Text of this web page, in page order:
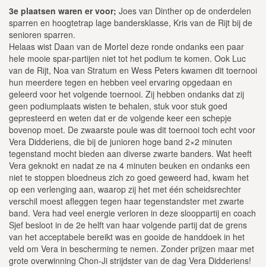
3e plaatsen waren er voor; Joes van Dinther op de onderdelen
sparren en hoogtetrap lage bandersklasse, Kris van de Rijt bij de
senioren sparren.
Helaas wist Daan van de Mortel deze ronde ondanks een paar
hele mooie spar-partijen niet tot het podium te komen. Ook Luc
van de Rijt, Noa van Stratum en Wess Peters kwamen dit toernooi
hun meerdere tegen en hebben veel ervaring opgedaan en
geleerd voor het volgende toernooi. Zij hebben ondanks dat zij
geen podiumplaats wisten te behalen, stuk voor stuk goed
gepresteerd en weten dat er de volgende keer een schepje
bovenop moet. De zwaarste poule was dit toernooi toch echt voor
Vera Didderiens, die bij de junioren hoge band 2×2 minuten
tegenstand mocht bieden aan diverse zwarte banders. Wat heeft
Vera geknokt en nadat ze na 4 minuten beuken en ondanks een
niet te stoppen bloedneus zich zo goed geweerd had, kwam het
op een verlenging aan, waarop zij het met één scheidsrechter
verschil moest afleggen tegen haar tegenstandster met zwarte
band. Vera had veel energie verloren in deze slooppartij en coach
Sjef besloot in de 2e helft van haar volgende partij dat de grens
van het acceptabele bereikt was en gooide de handdoek in het
veld om Vera in bescherming te nemen. Zonder prijzen maar met
grote overwinning Chon-Ji strijdster van de dag Vera Didderiens!